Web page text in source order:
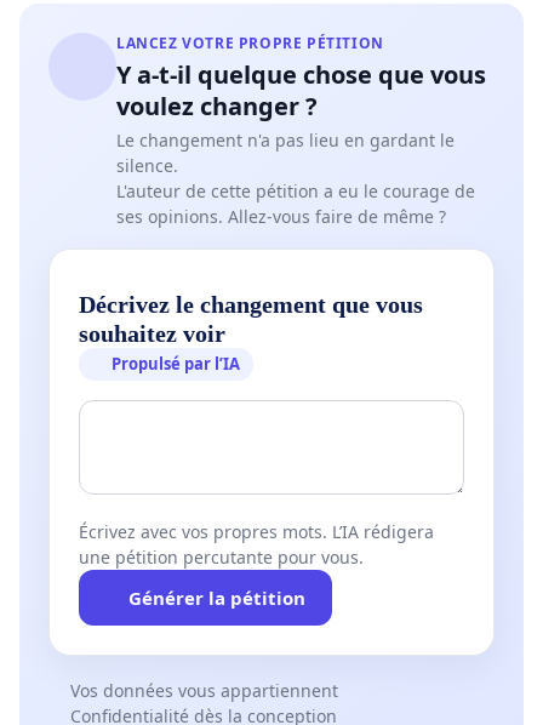
LANCEZ VOTRE PROPRE PÉTITION
Y a-t-il quelque chose que vous
voulez changer ?
Le changement n'a pas lieu en gardant le
silence.
L'auteur de cette pétition a eu le courage de
ses opinions. Allez-vous faire de même ?
Décrivez le changement que vous
souhaitez voir
Propulsé par l’IA
Écrivez avec vos propres mots. L’IA rédigera
une pétition percutante pour vous.
Générer la pétition
Vos données vous appartiennent
Confidentialité dès la conception